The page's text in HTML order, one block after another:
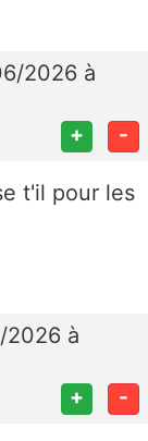
2026 à
+ -
t'il pour les
à
+ -